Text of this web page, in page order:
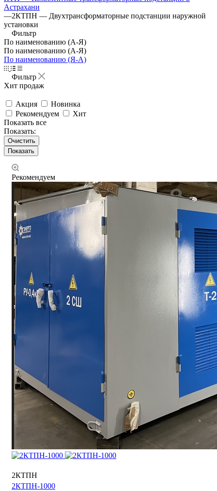
Астрахани
—2КТПН — Двухтрансформаторные подстанции наружной
установки
Фильтр
По наименованию (А-Я)
По наименованию (А-Я)
По наименованию (Я-А)
Фильтр
Хит продаж
Акция
Новинка
Рекомендуем
Хит
Показать все
Показать:
Очистить
Рекомендуем
2КТПН
2КТПН-1000